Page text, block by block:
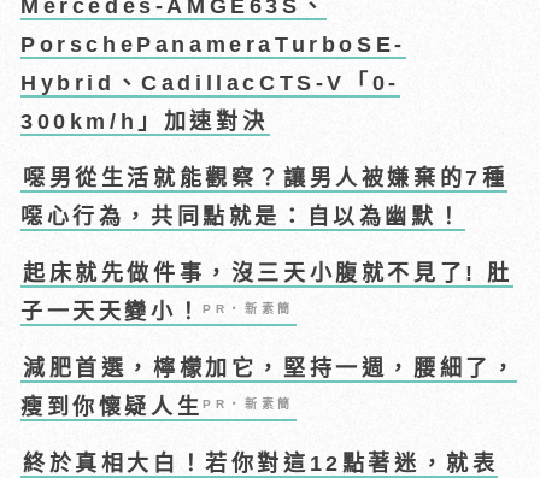
Mercedes-AMGE63S、
PorschePanameraTurboSE-
Hybrid、CadillacCTS-V「0-
300km/h」加速對決
噁男從生活就能觀察？讓男人被嫌棄的7種
噁心行為，共同點就是：自以為幽默！
起床就先做件事，沒三天小腹就不見了! 肚
子一天天變小！PR・新素簡
減肥首選，檸檬加它，堅持一週，腰細了，
瘦到你懷疑人生PR・新素簡
終於真相大白！若你對這12點著迷，就表